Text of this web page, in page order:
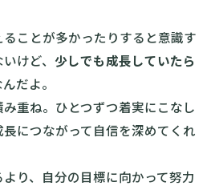
ことが多かったりすると意識す
けど、 少しでも成長していたら
だよ。
重ね。ひとつずつ着実にこなし
につながって自信を深めてくれ
り、自分の目標に向かって努力